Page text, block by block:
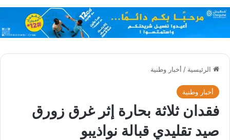
الرئيسية / أخبار وطنية
أخبار وطنية
فقدان ثلاثة بحارة إثر غرق زورق
صيد تقليدي قبالة نواذيبو